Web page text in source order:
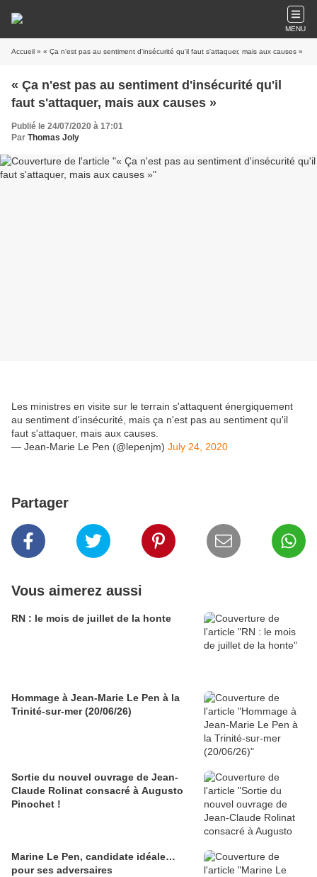
MENU
Accueil » « Ça n'est pas au sentiment d'insécurité qu'il faut s'attaquer, mais aux causes »
« Ça n'est pas au sentiment d'insécurité qu'il
faut s'attaquer, mais aux causes »
Publié le 24/07/2020 à 17:01
Par Thomas Joly
Les ministres en visite sur le terrain s'attaquent énergiquement
au sentiment d'insécurité, mais ça n'est pas au sentiment qu'il
faut s'attaquer, mais aux causes.
— Jean-Marie Le Pen (@lepenjm) July 24, 2020
Partager
Vous aimerez aussi
RN : le mois de juillet de la honte
Hommage à Jean-Marie Le Pen à la
Trinité-sur-mer (20/06/26)
Sortie du nouvel ouvrage de Jean-
Claude Rolinat consacré à Augusto
Pinochet !
Marine Le Pen, candidate idéale…
pour ses adversaires